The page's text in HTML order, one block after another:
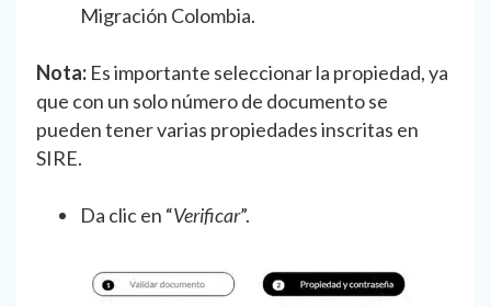
Migración Colombia.
Nota: Es importante seleccionar la propiedad, ya
que con un solo número de documento se
pueden tener varias propiedades inscritas en
SIRE.
Da clic en “Verificar”.